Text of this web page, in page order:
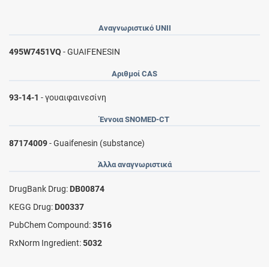
Αναγνωριστικό UNII
495W7451VQ - GUAIFENESIN
Αριθμοί CAS
93-14-1 - γουαιφαινεσίνη
Έννοια SNOMED-CT
87174009- Guaifenesin (substance)
Άλλα αναγνωριστικά
DrugBank Drug: DB00874
KEGG Drug: D00337
PubChem Compound:3516
RxNorm Ingredient:5032